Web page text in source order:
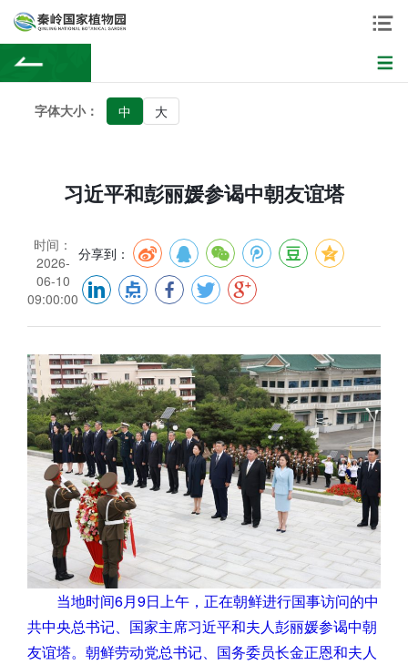
字体大小： 中 大
习近平和彭丽媛参谒中朝友谊塔
时间：
2026-
06-10
09:00:00
分享到：
当地时间6月9日上午，正在朝鲜进行国事访问的中
共中央总书记、国家主席习近平和夫人彭丽媛参谒中朝
友谊塔。朝鲜劳动党总书记、国务委员长金正恩和夫人